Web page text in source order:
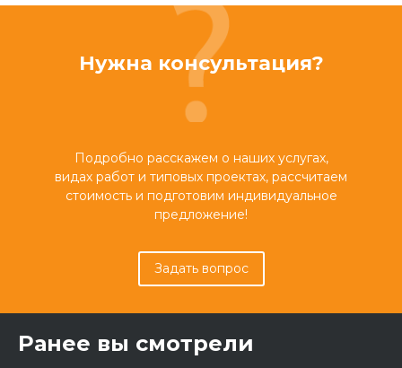
Нужна консультация?
Подробно расскажем о наших услугах,
видах работ и типовых проектах, рассчитаем
стоимость и подготовим индивидуальное
предложение!
Задать вопрос
Ранее вы смотрели